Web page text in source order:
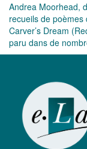
Andrea Moorhead,
recueils de poèmes
Carver’s Dream
paru dans de